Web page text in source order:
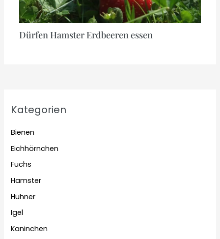
Dürfen Hamster Erdbeeren essen
Kategorien
Bienen
Eichhörnchen
Fuchs
Hamster
Hühner
Igel
Kaninchen